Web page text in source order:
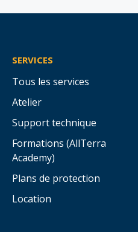
SERVICES
Tous les services
Atelier
Support technique
Formations (AllTerra
Academy)
Plans de protection
Location